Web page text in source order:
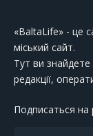
«BaltaLife» - це
міський сайт.
Тут ви знайдете
редакції,
Подписаться на